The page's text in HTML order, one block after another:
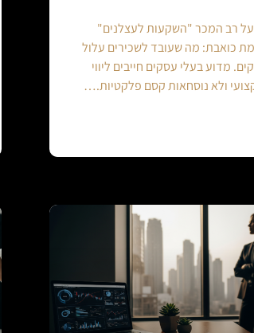
על רב המכר "השקעות לעצלנים"
כואבת: מה שעובד לשכירים עלול
מדוע בעלי עסקים חייבים ליווי
ולא נוסחאות קסם פלקטיות.…